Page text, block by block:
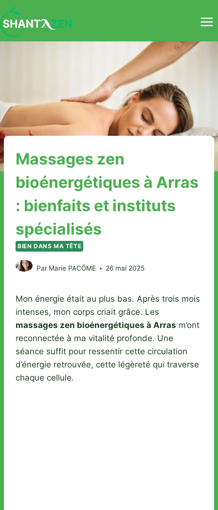
Aller
au
contenu
Massages zen
bioénergétiques à Arras
: bienfaits et instituts
spécialisés
BIEN DANS MA TÊTE
Par Marie PACÔME 26 mai 2025
Mon énergie était au plus bas. Après trois mois
intenses, mon corps criait grâce. Les
massages zen bioénergétiques à Arras m’ont
reconnectée à ma vitalité profonde. Une
séance suffit pour ressentir cette circulation
d’énergie retrouvée, cette légèreté qui traverse
chaque cellule.